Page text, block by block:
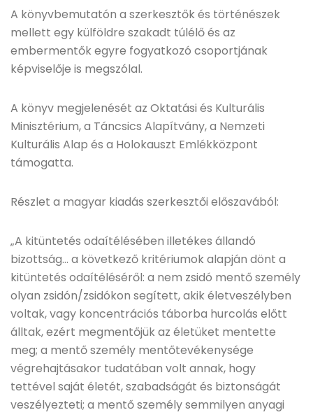
A könyvbemutatón a szerkesztők és történészek
mellett egy külföldre szakadt túlélő és az
embermentők egyre fogyatkozó csoportjának
képviselője is megszólal.
A könyv megjelenését az Oktatási és Kulturális
Minisztérium, a Táncsics Alapítvány, a Nemzeti
Kulturális Alap és a Holokauszt Emlékközpont
támogatta.
Részlet a magyar kiadás szerkesztői előszavából:
„A kitüntetés odaítélésében illetékes állandó
bizottság… a következő kritériumok alapján dönt a
kitüntetés odaítéléséről: a nem zsidó mentő személy
olyan zsidón/zsidókon segített, akik életveszélyben
voltak, vagy koncentrációs táborba hurcolás előtt
álltak, ezért megmentőjük az életüket mentette
meg; a mentő személy mentőtevékenysége
végrehajtásakor tudatában volt annak, hogy
tettével saját életét, szabadságát és biztonságát
veszélyezteti; a mentő személy semmilyen anyagi